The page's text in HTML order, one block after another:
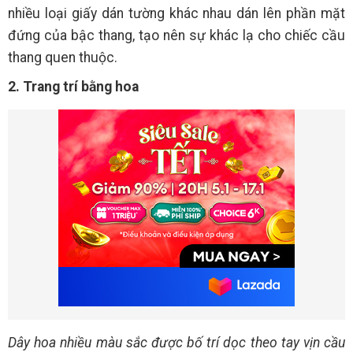
nhiều loại giấy dán tường khác nhau dán lên phần mặt
đứng của bậc thang, tạo nên sự khác lạ cho chiếc cầu
thang quen thuộc.
2. Trang trí bằng hoa
Dây hoa nhiều màu sắc được bố trí dọc theo tay vịn cầu